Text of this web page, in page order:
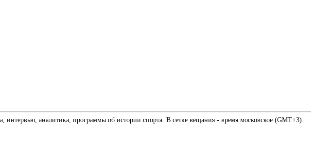
аналитика, программы об истории спорта. В сетке вещания - время московское (GMT+3).